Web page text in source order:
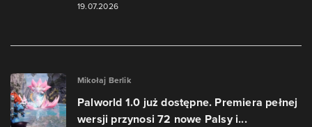
19.07.2026
Mikołaj Berlik
Palworld 1.0 już dostępne. Premiera pełnej
wersji przynosi 72 nowe Palsy i...